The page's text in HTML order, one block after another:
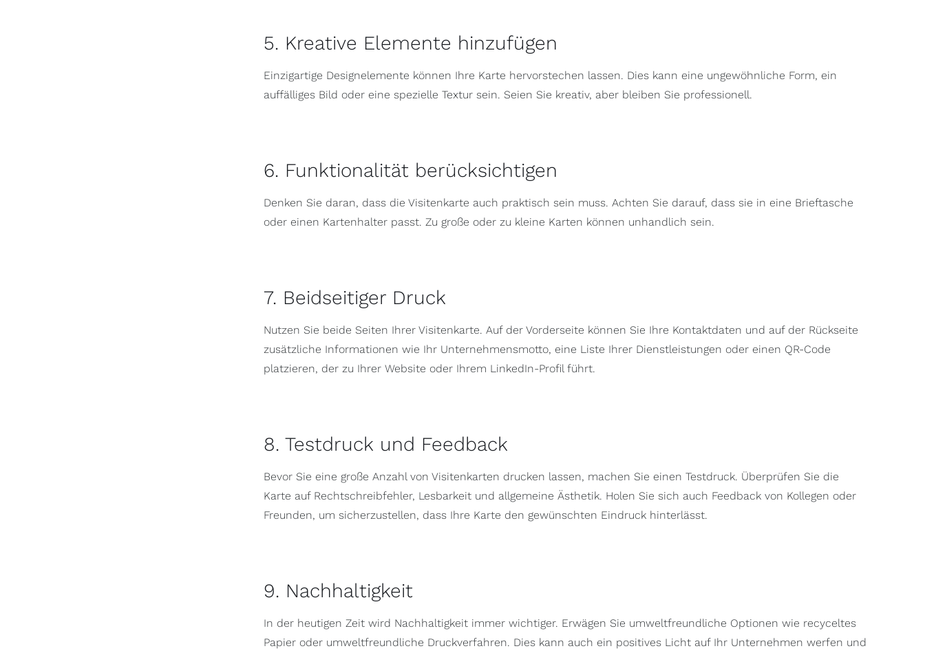
5. Kreative Elemente hinzufügen
Einzigartige Designelemente können Ihre Karte hervorstechen lassen. Dies kann eine ungewöhnliche Form, ein
auffälliges Bild oder eine spezielle Textur sein. Seien Sie kreativ, aber bleiben Sie professionell.
6. Funktionalität berücksichtigen
Denken Sie daran, dass die Visitenkarte auch praktisch sein muss. Achten Sie darauf, dass sie in eine Brieftasche
oder einen Kartenhalter passt. Zu große oder zu kleine Karten können unhandlich sein.
7. Beidseitiger Druck
Nutzen Sie beide Seiten Ihrer Visitenkarte. Auf der Vorderseite können Sie Ihre Kontaktdaten und auf der Rückseite
zusätzliche Informationen wie Ihr Unternehmensmotto, eine Liste Ihrer Dienstleistungen oder einen QR-Code
platzieren, der zu Ihrer Website oder Ihrem LinkedIn-Profil führt.
8. Testdruck und Feedback
Bevor Sie eine große Anzahl von Visitenkarten drucken lassen, machen Sie einen Testdruck. Überprüfen Sie die
Karte auf Rechtschreibfehler, Lesbarkeit und allgemeine Ästhetik. Holen Sie sich auch Feedback von Kollegen oder
Freunden, um sicherzustellen, dass Ihre Karte den gewünschten Eindruck hinterlässt.
9. Nachhaltigkeit
In der heutigen Zeit wird Nachhaltigkeit immer wichtiger. Erwägen Sie umweltfreundliche Optionen wie recyceltes
Papier oder umweltfreundliche Druckverfahren. Dies kann auch ein positives Licht auf Ihr Unternehmen werfen und